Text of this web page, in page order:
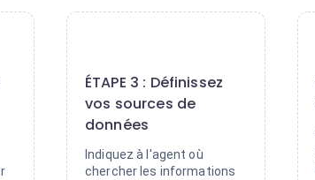
ÉTAPE 3 : Définissez
vos sources de
données
Indiquez à l'agent où
chercher les informations